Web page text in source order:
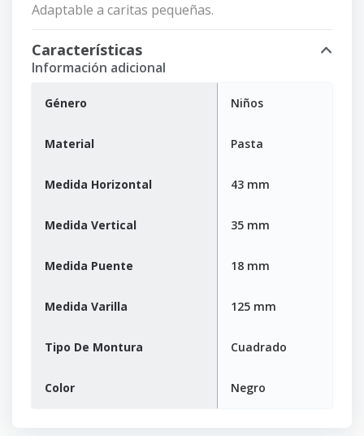
Adaptable a caritas pequeñas.
Características
Información adicional
Género Niños
Material Pasta
Medida Horizontal 43 mm
Medida Vertical 35 mm
Medida Puente 18 mm
Medida Varilla 125 mm
Tipo De Montura Cuadrado
Color Negro